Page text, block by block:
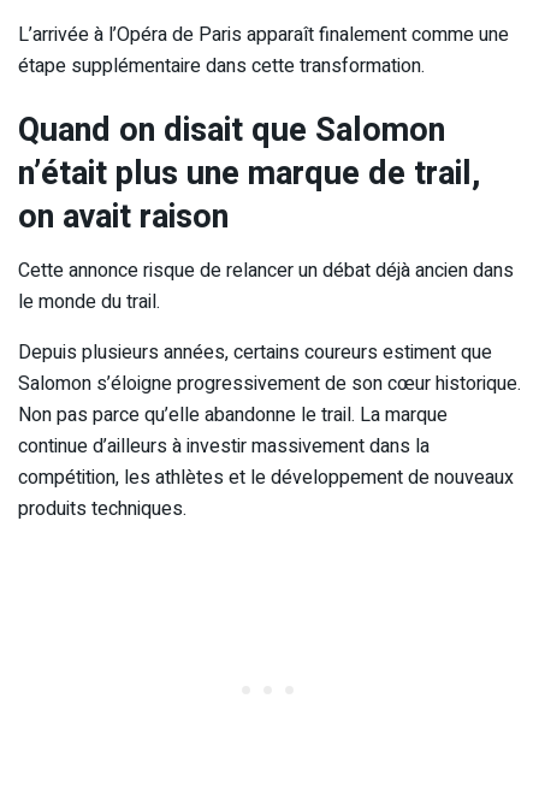
L’arrivée à l’Opéra de Paris apparaît finalement comme une
étape supplémentaire dans cette transformation.
Quand on disait que Salomon
n’était plus une marque de trail,
on avait raison
Cette annonce risque de relancer un débat déjà ancien dans
le monde du trail.
Depuis plusieurs années, certains coureurs estiment que
Salomon s’éloigne progressivement de son cœur historique.
Non pas parce qu’elle abandonne le trail. La marque
continue d’ailleurs à investir massivement dans la
compétition, les athlètes et le développement de nouveaux
produits techniques.